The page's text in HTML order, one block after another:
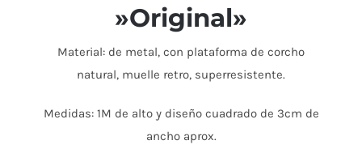
»Original»
Material: de metal, con plataforma de corcho
natural, muelle retro, superresistente.
Medidas: 1M de alto y diseño cuadrado de 3cm de
ancho aprox.